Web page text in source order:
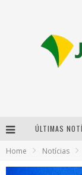
ÚLTIMAS
Home Notícias